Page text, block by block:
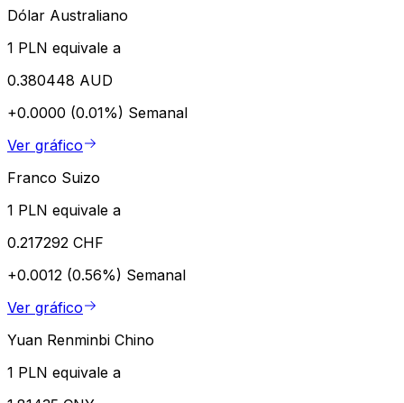
Dólar Australiano
1 PLN equivale a
0.380448 AUD
+0.0000 (0.01%) Semanal
Ver gráfico
Franco Suizo
1 PLN equivale a
0.217292 CHF
+0.0012 (0.56%) Semanal
Ver gráfico
Yuan Renminbi Chino
1 PLN equivale a